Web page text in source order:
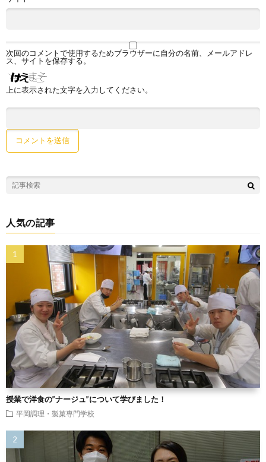
次回のコメントで使用するためブラウザーに自分の名前、メールアドレ
ス、サイトを保存する。
上に表示された文字を入力してください。
人気の記事
授業で洋食の”ナージュ”について学びました！
平岡調理・製菓専門学校